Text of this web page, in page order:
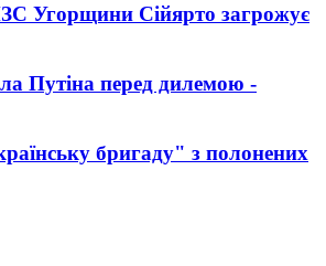
Угорщини Сійярто загрожує
Путіна перед дилемою -
бригаду" з полонених